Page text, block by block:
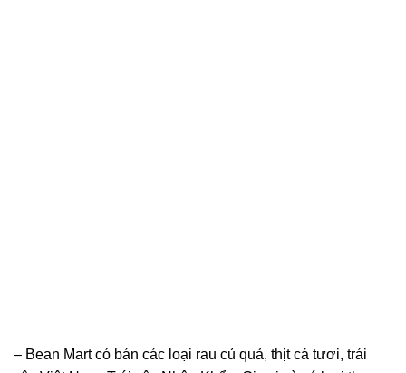
– Bean Mart có bán các loại rau củ quả, thịt cá tươi, trái